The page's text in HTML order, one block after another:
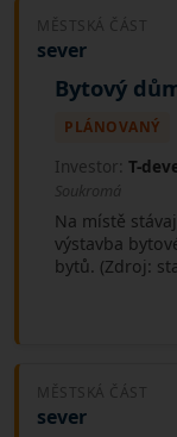
MĚSTSKÁ ČÁST
sever
Bytový
PLÁNOVANÝ
Investor: T-
Soukromá
Na místě
výstavba
bytů. (Zdroj:
MĚSTSKÁ ČÁST
sever